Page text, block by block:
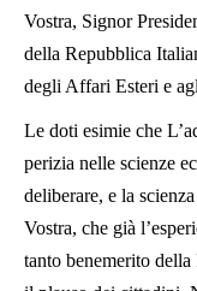
Vostra, Signor
della Repubblica
degli Affari Esteri e
Le doti esimie che
perizia nelle scienze
deliberare, e la
Vostra, che già
tanto benemerito della